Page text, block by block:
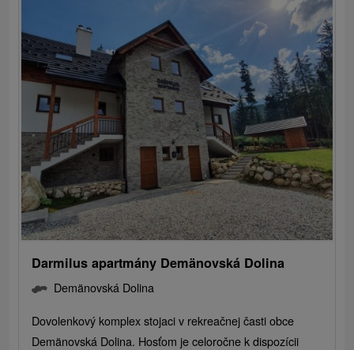
Darmilus apartmány Demänovská Dolina
Demänovská Dolina
Dovolenkový komplex stojaci v rekreačnej časti obce
Demänovská Dolina. Hosťom je celoročne k dispozícii